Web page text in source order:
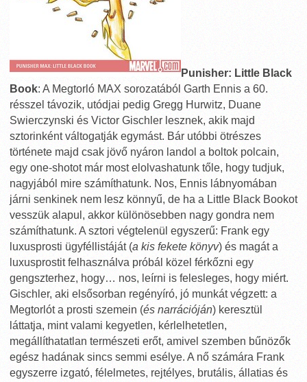
Punisher: Little Black
Book: A Megtorló MAX sorozatából Garth Ennis a 60.
résszel távozik, utódjai pedig Gregg Hurwitz, Duane
Swierczynski és Victor Gischler lesznek, akik majd
sztorinként váltogatják egymást. Bár utóbbi ötrészes
története majd csak jövő nyáron landol a boltok polcain,
egy one-shotot már most elolvashatunk tőle, hogy tudjuk,
nagyjából mire számíthatunk. Nos, Ennis lábnyomában
járni senkinek nem lesz könnyű, de ha a Little Black Bookot
vesszük alapul, akkor különösebben nagy gondra nem
számíthatunk. A sztori végtelenül egyszerű: Frank egy
luxusprosti ügyféllistáját (a kis fekete könyv) és magát a
luxusprostit felhasználva próbál közel férkőzni egy
gengszterhez, hogy… nos, leírni is felesleges, hogy miért.
Gischler, aki elsősorban regényíró, jó munkát végzett: a
Megtorlót a prosti szemein (és narrációján) keresztül
láttatja, mint valami kegyetlen, kérlelhetetlen,
megállíthatatlan természeti erőt, amivel szemben bűnözők
egész hadának sincs semmi esélye. A nő számára Frank
egyszerre izgató, félelmetes, rejtélyes, brutális, állatias és